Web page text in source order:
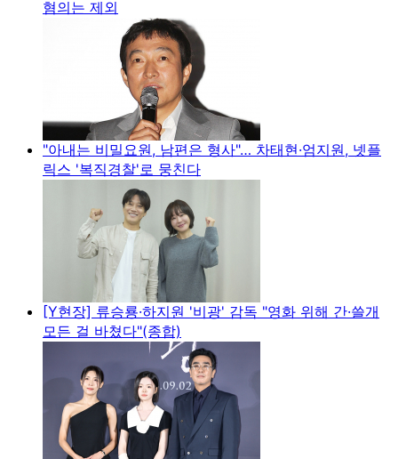
혐의는 제외
"아내는 비밀요원, 남편은 형사"… 차태현·엄지원, 넷플
릭스 '복직경찰'로 뭉친다
[Y현장] 류승룡·하지원 '비광' 감독 "영화 위해 간·쓸개
모든 걸 바쳤다"(종합)